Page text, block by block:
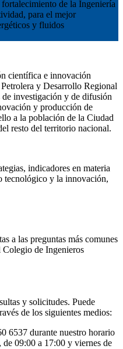
de la Ingeniería
para el mejor
y fluidos
científica e innovación
y Desarrollo Regional
de investigación y de difusión
y producción de
a la población de la Ciudad
resto del territorio nacional.
indicadores en materia
tecnológico y la innovación,
a las preguntas más comunes
Colegio de Ingenieros
y solicitudes. Puede
de los siguientes medios:
6537 durante nuestro horario
de 09:00 a 17:00 y viernes de